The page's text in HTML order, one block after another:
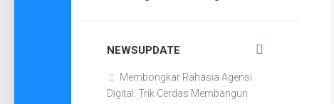
NEWSUPDATE
Membongkar Rahasia Agensi
Digital: Trik Cerdas Membangun